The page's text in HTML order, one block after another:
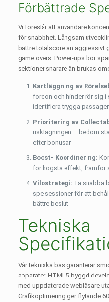
Förbättrade
Vi föreslår att användare
för snabbhet. Långsam
bättre totalscore än aggressivt
game overs. Power-ups bör
sektioner snarare än brukas
Kartläggning av
fordon och hinder rör sig i
identifiera trygga passager
Prioritering av
risktagningen – bedöm
efter bonusar
Boost- Koordinering:
för högsta effekt, framför
Vilostrategi: Ta snabba
spelsessioner för att
bättre beslut
Tekniska
Vår tekniska bas garanterar
apparater. HTML5-byggd
med uppdaterade webläsare
Grafikoptimering ger flytande